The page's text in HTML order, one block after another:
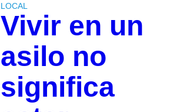
LOCAL
Vivir en un
asilo no
significa